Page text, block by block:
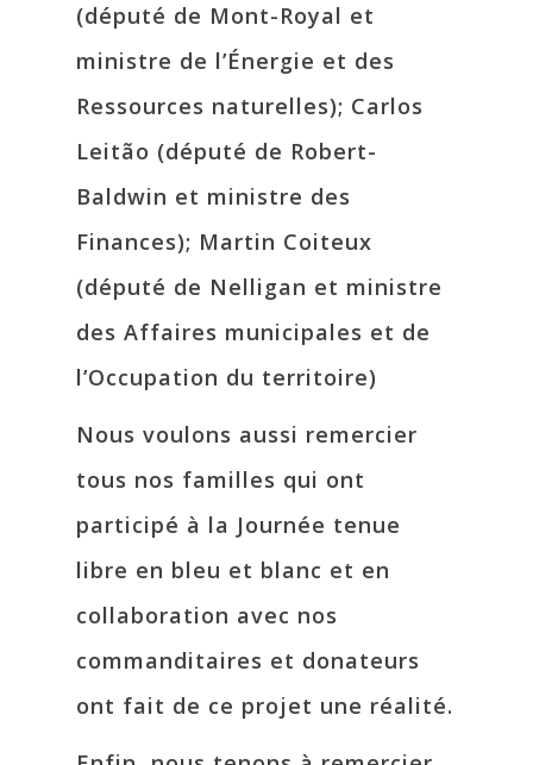
(député de Mont-Royal et
ministre de l’Énergie et des
Ressources naturelles); Carlos
Leitão (député de Robert-
Baldwin et ministre des
Finances); Martin Coiteux
(député de Nelligan et ministre
des Affaires municipales et de
l’Occupation du territoire)
Nous voulons aussi remercier
tous nos familles qui ont
participé à la Journée tenue
libre en bleu et blanc et en
collaboration avec nos
commanditaires et donateurs
ont fait de ce projet une réalité.